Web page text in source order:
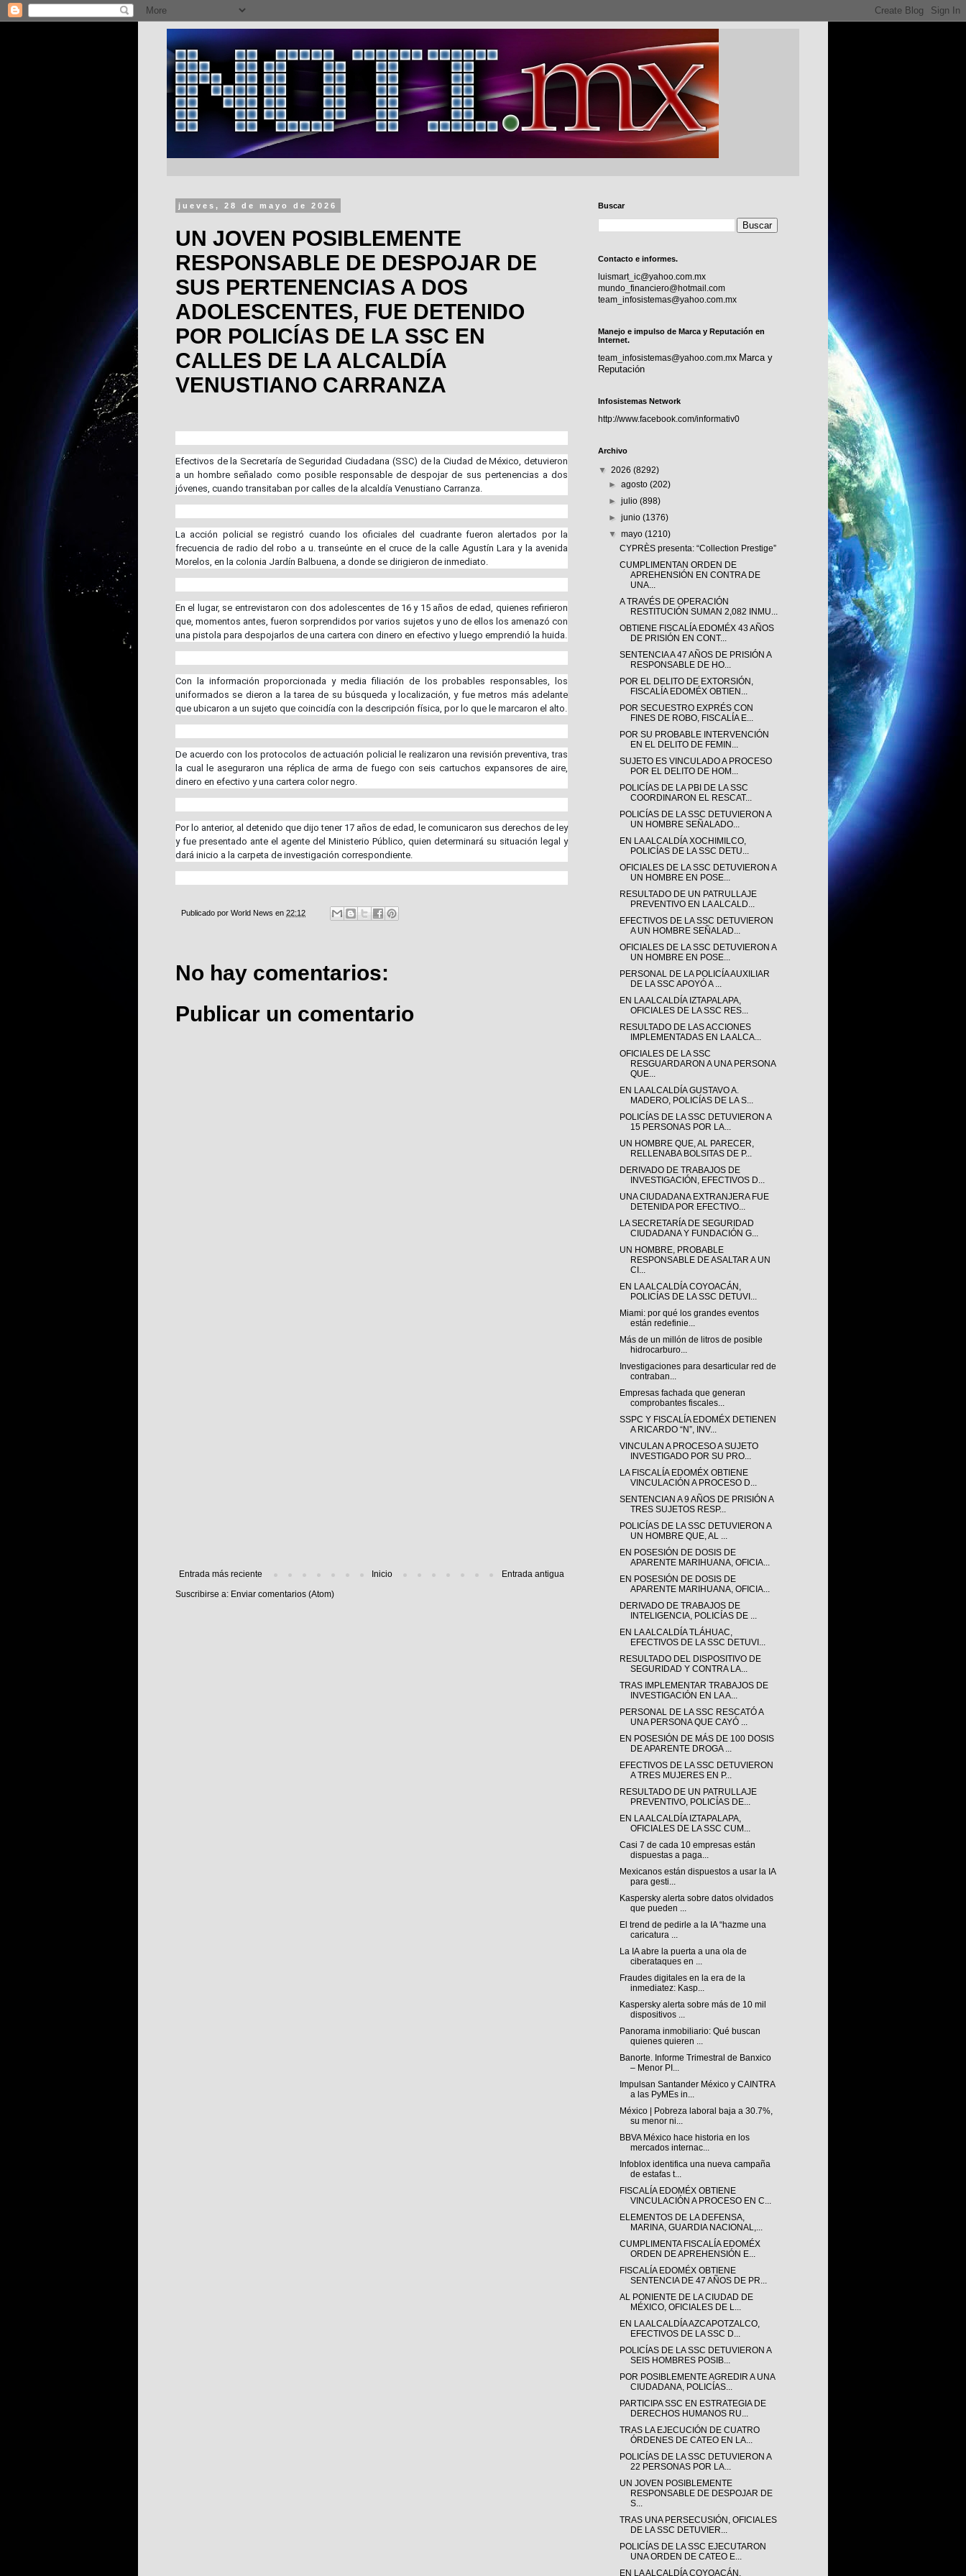
jueves, 28 de mayo de 2026
UN JOVEN POSIBLEMENTE
RESPONSABLE DE DESPOJAR DE
SUS PERTENENCIAS A DOS
ADOLESCENTES, FUE DETENIDO
POR POLICÍAS DE LA SSC EN
CALLES DE LA ALCALDÍA
VENUSTIANO CARRANZA
Efectivos de la Secretaría de Seguridad Ciudadana (SSC) de la Ciudad de México, detuvieron
a un hombre señalado como posible responsable de despojar de sus pertenencias a dos
jóvenes, cuando transitaban por calles de la alcaldía Venustiano Carranza.
La acción policial se registró cuando los oficiales del cuadrante fueron alertados por la
frecuencia de radio del robo a u. transeúnte en el cruce de la calle Agustín Lara y la avenida
Morelos, en la colonia Jardín Balbuena, a donde se dirigieron de inmediato.
En el lugar, se entrevistaron con dos adolescentes de 16 y 15 años de edad, quienes refirieron
que, momentos antes, fueron sorprendidos por varios sujetos y uno de ellos los amenazó con
una pistola para despojarlos de una cartera con dinero en efectivo y luego emprendió la huida.
Con la información proporcionada y media filiación de los probables responsables, los
uniformados se dieron a la tarea de su búsqueda y localización, y fue metros más adelante
que ubicaron a un sujeto que coincidía con la descripción física, por lo que le marcaron el alto.
De acuerdo con los protocolos de actuación policial le realizaron una revisión preventiva, tras
la cual le aseguraron una réplica de arma de fuego con seis cartuchos expansores de aire,
dinero en efectivo y una cartera color negro.
Por lo anterior, al detenido que dijo tener 17 años de edad, le comunicaron sus derechos de ley
y fue presentado ante el agente del Ministerio Público, quien determinará su situación legal y
dará inicio a la carpeta de investigación correspondiente.
Publicado por World News en 22:12
No hay comentarios:
Publicar un comentario
Entrada más reciente Entrada antigua
Inicio
Suscribirse a: Enviar comentarios (Atom)
Buscar
Contacto e informes.
luismart_ic@yahoo.com.mx
mundo_financiero@hotmail.com
team_infosistemas@yahoo.com.mx
Manejo e impulso de Marca y Reputación en
Internet.
team_infosistemas@yahoo.com.mx Marca y
Reputación
Infosistemas Network
http://www.facebook.com/informativ0
Archivo
▼ 2026 (8292)
►agosto(202)
►julio(898)
►junio(1376)
▼mayo(1210)
CYPRÈS presenta: “Collection Prestige”
CUMPLIMENTAN ORDEN DE
APREHENSIÓN EN CONTRA DE
UNA...
A TRAVÉS DE OPERACIÓN
RESTITUCIÓN SUMAN 2,082 INMU...
OBTIENE FISCALÍA EDOMÉX 43 AÑOS
DE PRISIÓN EN CONT...
SENTENCIA A 47 AÑOS DE PRISIÓN A
RESPONSABLE DE HO...
POR EL DELITO DE EXTORSIÓN,
FISCALÍA EDOMÉX OBTIEN...
POR SECUESTRO EXPRÉS CON
FINES DE ROBO, FISCALÍA E...
POR SU PROBABLE INTERVENCIÓN
EN EL DELITO DE FEMIN...
SUJETO ES VINCULADO A PROCESO
POR EL DELITO DE HOM...
POLICÍAS DE LA PBI DE LA SSC
COORDINARON EL RESCAT...
POLICÍAS DE LA SSC DETUVIERON A
UN HOMBRE SEÑALADO...
EN LA ALCALDÍA XOCHIMILCO,
POLICÍAS DE LA SSC DETU...
OFICIALES DE LA SSC DETUVIERON A
UN HOMBRE EN POSE...
RESULTADO DE UN PATRULLAJE
PREVENTIVO EN LA ALCALD...
EFECTIVOS DE LA SSC DETUVIERON
A UN HOMBRE SEÑALAD...
OFICIALES DE LA SSC DETUVIERON A
UN HOMBRE EN POSE...
PERSONAL DE LA POLICÍA AUXILIAR
DE LA SSC APOYÓ A ...
EN LA ALCALDÍA IZTAPALAPA,
OFICIALES DE LA SSC RES...
RESULTADO DE LAS ACCIONES
IMPLEMENTADAS EN LA ALCA...
OFICIALES DE LA SSC
RESGUARDARON A UNA PERSONA
QUE...
EN LA ALCALDÍA GUSTAVO A.
MADERO, POLICÍAS DE LA S...
POLICÍAS DE LA SSC DETUVIERON A
15 PERSONAS POR LA...
UN HOMBRE QUE, AL PARECER,
RELLENABA BOLSITAS DE P...
DERIVADO DE TRABAJOS DE
INVESTIGACIÓN, EFECTIVOS D...
UNA CIUDADANA EXTRANJERA FUE
DETENIDA POR EFECTIVO...
LA SECRETARÍA DE SEGURIDAD
CIUDADANA Y FUNDACIÓN G...
UN HOMBRE, PROBABLE
RESPONSABLE DE ASALTAR A UN
CI...
EN LA ALCALDÍA COYOACÁN,
POLICÍAS DE LA SSC DETUVI...
Miami: por qué los grandes eventos
están redefinie...
Más de un millón de litros de posible
hidrocarburo...
Investigaciones para desarticular red de
contraban...
Empresas fachada que generan
comprobantes fiscales...
SSPC Y FISCALÍA EDOMÉX DETIENEN
A RICARDO “N”, INV...
VINCULAN A PROCESO A SUJETO
INVESTIGADO POR SU PRO...
LA FISCALÍA EDOMÉX OBTIENE
VINCULACIÓN A PROCESO D...
SENTENCIAN A 9 AÑOS DE PRISIÓN A
TRES SUJETOS RESP...
POLICÍAS DE LA SSC DETUVIERON A
UN HOMBRE QUE, AL ...
EN POSESIÓN DE DOSIS DE
APARENTE MARIHUANA, OFICIA...
EN POSESIÓN DE DOSIS DE
APARENTE MARIHUANA, OFICIA...
DERIVADO DE TRABAJOS DE
INTELIGENCIA, POLICÍAS DE ...
EN LA ALCALDÍA TLÁHUAC,
EFECTIVOS DE LA SSC DETUVI...
RESULTADO DEL DISPOSITIVO DE
SEGURIDAD Y CONTRA LA...
TRAS IMPLEMENTAR TRABAJOS DE
INVESTIGACIÓN EN LA A...
PERSONAL DE LA SSC RESCATÓ A
UNA PERSONA QUE CAYÓ ...
EN POSESIÓN DE MÁS DE 100 DOSIS
DE APARENTE DROGA ...
EFECTIVOS DE LA SSC DETUVIERON
A TRES MUJERES EN P...
RESULTADO DE UN PATRULLAJE
PREVENTIVO, POLICÍAS DE...
EN LA ALCALDÍA IZTAPALAPA,
OFICIALES DE LA SSC CUM...
Casi 7 de cada 10 empresas están
dispuestas a paga...
Mexicanos están dispuestos a usar la IA
para gesti...
Kaspersky alerta sobre datos olvidados
que pueden ...
El trend de pedirle a la IA “hazme una
caricatura ...
La IA abre la puerta a una ola de
ciberataques en ...
Fraudes digitales en la era de la
inmediatez: Kasp...
Kaspersky alerta sobre más de 10 mil
dispositivos ...
Panorama inmobiliario: Qué buscan
quienes quieren ...
Banorte. Informe Trimestral de Banxico
– Menor PI...
Impulsan Santander México y CAINTRA
a las PyMEs in...
México | Pobreza laboral baja a 30.7%,
su menor ni...
BBVA México hace historia en los
mercados internac...
Infoblox identifica una nueva campaña
de estafas t...
FISCALÍA EDOMÉX OBTIENE
VINCULACIÓN A PROCESO EN C...
ELEMENTOS DE LA DEFENSA,
MARINA, GUARDIA NACIONAL,...
CUMPLIMENTA FISCALÍA EDOMÉX
ORDEN DE APREHENSIÓN E...
FISCALÍA EDOMÉX OBTIENE
SENTENCIA DE 47 AÑOS DE PR...
AL PONIENTE DE LA CIUDAD DE
MÉXICO, OFICIALES DE L...
EN LA ALCALDÍA AZCAPOTZALCO,
EFECTIVOS DE LA SSC D...
POLICÍAS DE LA SSC DETUVIERON A
SEIS HOMBRES POSIB...
POR POSIBLEMENTE AGREDIR A UNA
CIUDADANA, POLICÍAS...
PARTICIPA SSC EN ESTRATEGIA DE
DERECHOS HUMANOS RU...
TRAS LA EJECUCIÓN DE CUATRO
ÓRDENES DE CATEO EN LA...
POLICÍAS DE LA SSC DETUVIERON A
22 PERSONAS POR LA...
UN JOVEN POSIBLEMENTE
RESPONSABLE DE DESPOJAR DE
S...
TRAS UNA PERSECUSIÓN, OFICIALES
DE LA SSC DETUVIER...
POLICÍAS DE LA SSC EJECUTARON
UNA ORDEN DE CATEO E...
EN LA ALCALDÍA COYOACÁN,